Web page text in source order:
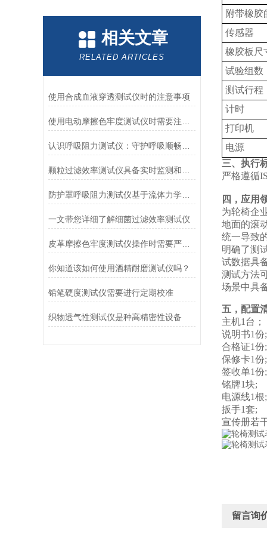
相关文章
RELATED ARTICLES
使用合成血液穿透测试仪时的注意事项
防护罩呼吸阻力测试仪基于流体力学与压力传感技术
一文带您详细了解细菌过滤效率测试仪
皮革摩擦色牢度测试仪操作时需要严格遵循规程
你知道该如何使用酒精耐磨测试仪吗？
铅笔硬度测试仪需要进行定期校准
织物透气性测试仪是种高精密性设备
附带橡胶
传感器
橡胶板尺
试验组数
测试行程
计时
打印机
电源
三、执行
严格遵循
四，应用
为轮椅企
地面的滚
统一导致
明确了测
试数据具
测试方法
场景中具
五，配置
主机1台；
说明书1份;
合格证1份;
保修卡1份;
签收单1份;
铭牌1块;
电源线1根;
扳手1套;
宣传册若
留言询